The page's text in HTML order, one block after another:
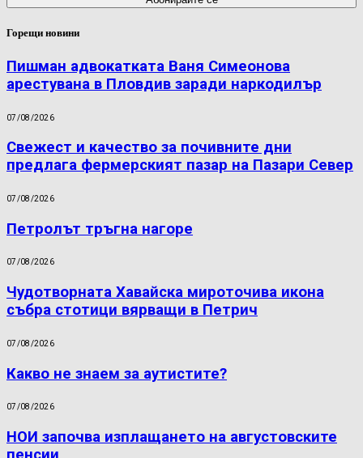
Горещи новини
Пишман адвокатката Ваня Симеонова
арестувана в Пловдив заради наркодилър
07/08/2026
Свежест и качество за почивните дни
предлага фермерският пазар на Пазари Север
07/08/2026
Петролът тръгна нагоре
07/08/2026
Чудотворната Хавайска мироточива икона
събра стотици вярващи в Петрич
07/08/2026
Какво не знаем за аутистите?
07/08/2026
НОИ започва изплащането на августовските